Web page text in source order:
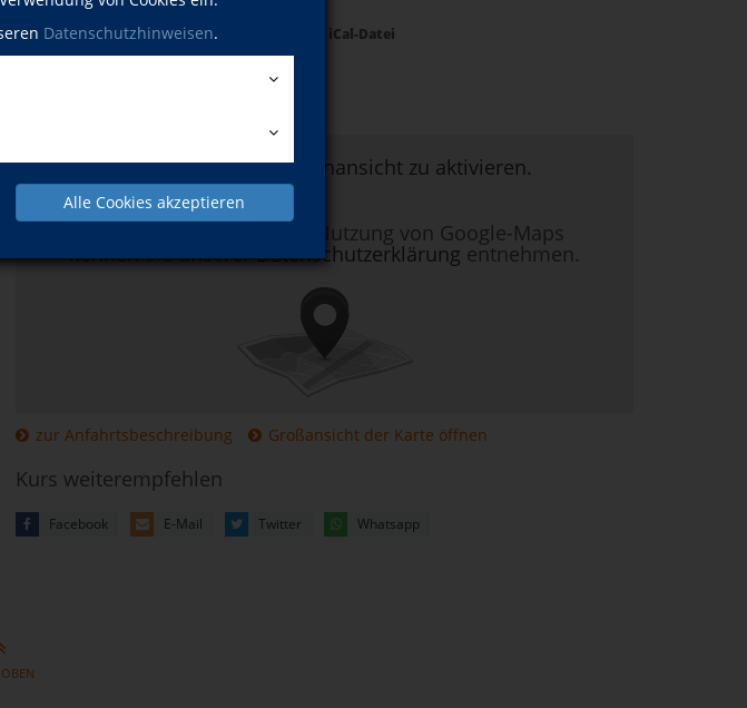
Datenschutzhinweisen.
Alle Cookies akzeptieren
Kursdetails drucken Termine als iCal-Datei
Hier klicken, um Kartenansicht zu aktivieren.
Mehr Informationen zur Nutzung von Google-Maps
können Sie unsererDatenschutzerklärung entnehmen.
zur Anfahrtsbeschreibung Großansicht der Karte öffnen
Kurs weiterempfehlen
Facebook E-Mail Twitter Whatsapp